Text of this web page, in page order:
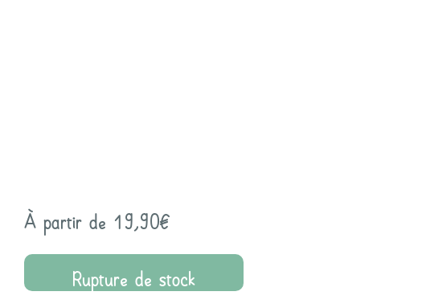
À partir de 19,90€Prix
Rupture de stock